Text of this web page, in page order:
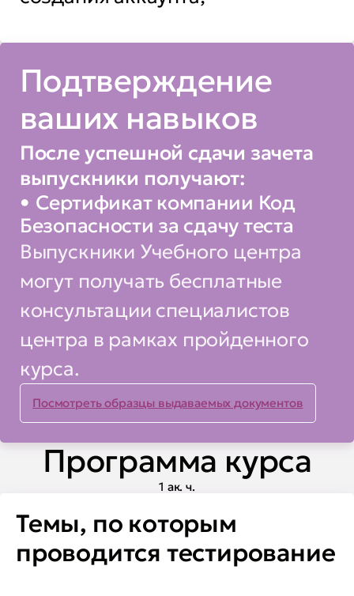
Подтверждение
ваших навыков
После успешной сдачи зачета
выпускники получают:
Сертификат компании Код
Безопасности за сдачу теста
Выпускники Учебного центра
могут получать бесплатные
консультации специалистов
центра в рамках пройденного
курса.
Посмотреть образцы выдаваемых документов
Программа курса
1 ак. ч.
Темы, по которым
проводится тестирование